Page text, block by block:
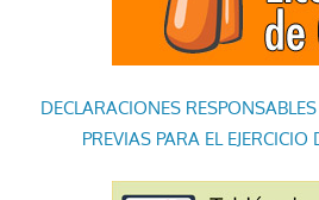
DECLARACIONES
PREVIAS PARA EL